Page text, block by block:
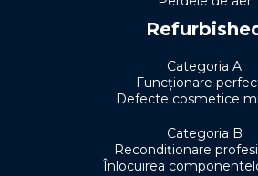
Categoria A
Funcționare
Defecte cosmetice
Categoria B
Recondiționare
Înlocuirea